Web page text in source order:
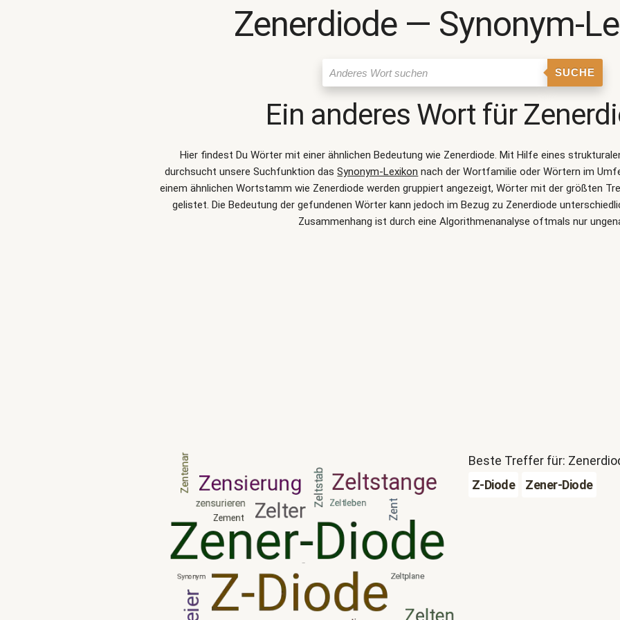
Zenerdiode ― Synonym-
SUCHE
Ein anderes Wort für
Hier findest Du Wörter mit einer ähnlichen Bedeutung wie Zenerdiode. Mit Hilfe eines
durchsucht unsere Suchfunktion dasSynonym-Lexikon nach der Wortfamilie oder Wörtern im
einem ähnlichen Wortstamm wie Zenerdiode werden gruppiert angezeigt, Wörter mit der größten
gelistet. Die Bedeutung der gefundenen Wörter kann jedoch im Bezug zu Zenerdiode
Zusammenhang ist durch eine Algorithmenanalyse oftmals nur
Beste Treffer für:
Z-Diode
Zener-Diode